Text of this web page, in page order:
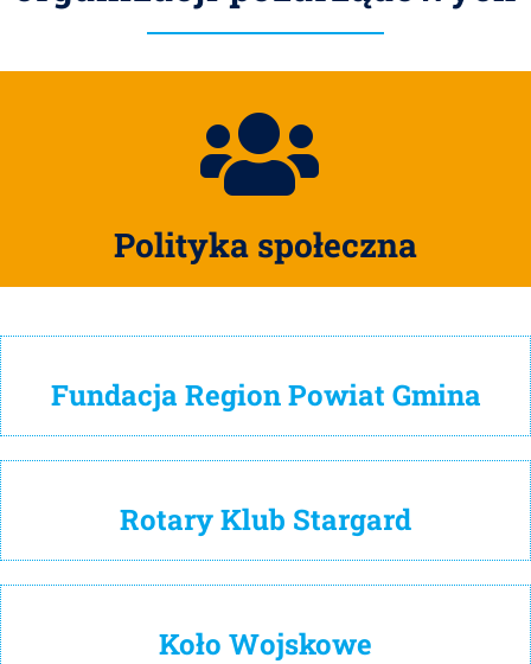
Polityka społeczna
Fundacja Region Powiat Gmina
Rotary Klub Stargard
Koło Wojskowe